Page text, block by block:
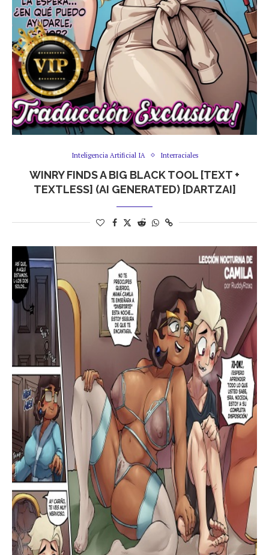
Inteligencia Artificial IA Interraciales
WINRY FINDS A BIG BLACK TOOL [TEXT +
TEXTLESS] (AI GENERATED) [DARTZAI]